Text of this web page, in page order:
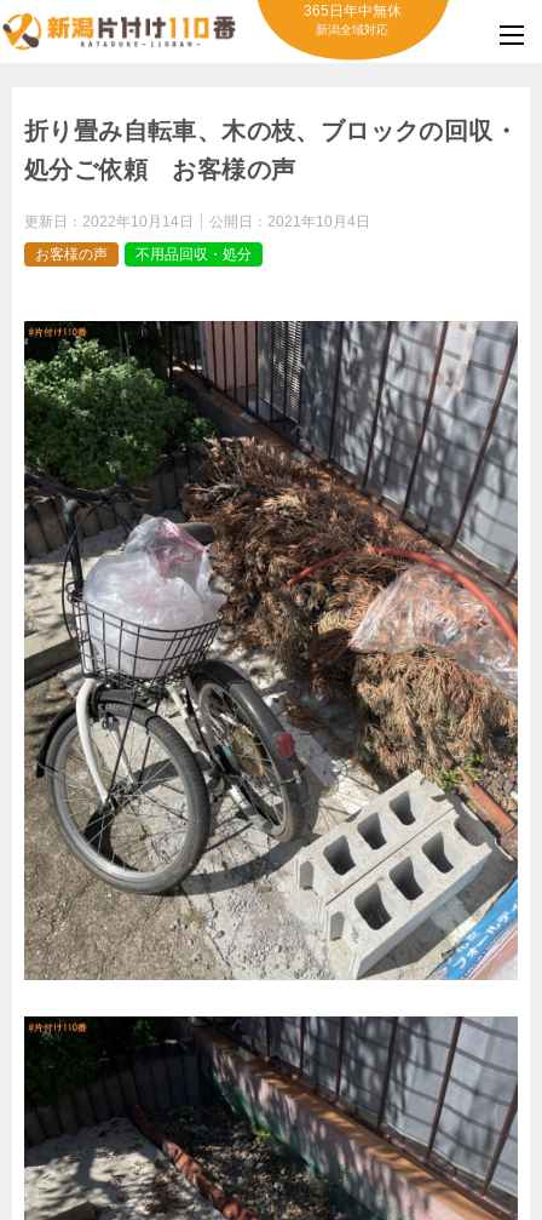
365日年中無休
新潟全域対応
折り畳み自転車、木の枝、ブロックの回収・
処分ご依頼 お客様の声
更新日： 2022年10月14日 公開日： 2021年10月4日
お客様の声
不用品回収・処分